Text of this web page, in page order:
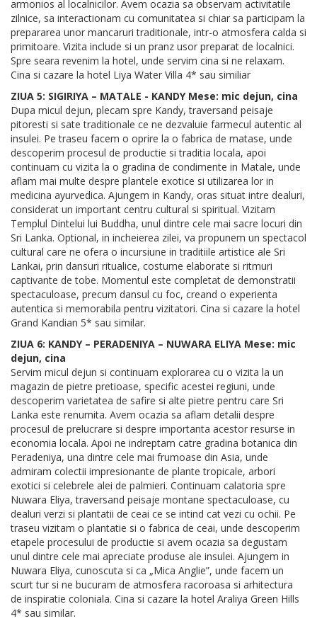
armonios al localnicilor. Avem ocazia sa observam activitatile
zilnice, sa interactionam cu comunitatea si chiar sa participam la
prepararea unor mancaruri traditionale, intr-o atmosfera calda si
primitoare. Vizita include si un pranz usor preparat de localnici.
Spre seara revenim la hotel, unde servim cina si ne relaxam.
Cina si cazare la hotel Liya Water Villa 4* sau similiar
ZIUA 5: SIGIRIYA – MATALE - KANDY Mese: mic dejun, cina
Dupa micul dejun, plecam spre Kandy, traversand peisaje
pitoresti si sate traditionale ce ne dezvaluie farmecul autentic al
insulei. Pe traseu facem o oprire la o fabrica de matase, unde
descoperim procesul de productie si traditia locala, apoi
continuam cu vizita la o gradina de condimente in Matale, unde
aflam mai multe despre plantele exotice si utilizarea lor in
medicina ayurvedica. Ajungem in Kandy, oras situat intre dealuri,
considerat un important centru cultural si spiritual. Vizitam
Templul Dintelui lui Buddha, unul dintre cele mai sacre locuri din
Sri Lanka. Optional, in incheierea zilei, va propunem un spectacol
cultural care ne ofera o incursiune in traditiile artistice ale Sri
Lankai, prin dansuri ritualice, costume elaborate si ritmuri
captivante de tobe. Momentul este completat de demonstratii
spectaculoase, precum dansul cu foc, creand o experienta
autentica si memorabila pentru vizitatori. Cina si cazare la hotel
Grand Kandian 5* sau similar.
ZIUA 6: KANDY – PERADENIYA – NUWARA ELIYA Mese: mic
dejun, cina
Servim micul dejun si continuam explorarea cu o vizita la un
magazin de pietre pretioase, specific acestei regiuni, unde
descoperim varietatea de safire si alte pietre pentru care Sri
Lanka este renumita. Avem ocazia sa aflam detalii despre
procesul de prelucrare si despre importanta acestor resurse in
economia locala. Apoi ne indreptam catre gradina botanica din
Peradeniya, una dintre cele mai frumoase din Asia, unde
admiram colectii impresionante de plante tropicale, arbori
exotici si celebrele alei de palmieri. Continuam calatoria spre
Nuwara Eliya, traversand peisaje montane spectaculoase, cu
dealuri verzi si plantatii de ceai ce se intind cat vezi cu ochii. Pe
traseu vizitam o plantatie si o fabrica de ceai, unde descoperim
etapele procesului de productie si avem ocazia sa degustam
unul dintre cele mai apreciate produse ale insulei. Ajungem in
Nuwara Eliya, cunoscuta si ca „Mica Anglie”, unde facem un
scurt tur si ne bucuram de atmosfera racoroasa si arhitectura
de inspiratie coloniala. Cina si cazare la hotel Araliya Green Hills
4* sau similar.